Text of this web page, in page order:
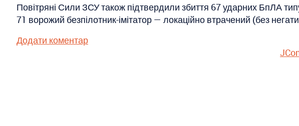
Повітряні Сили ЗСУ також підтвердили збиття 67 ударних БпЛА
71 ворожий безпілотник-імітатор — локаційно втрачений (без
Додати коментар